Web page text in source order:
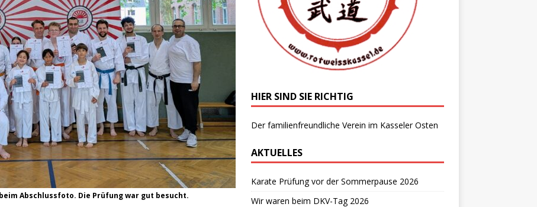
Abschlussfoto. Die Prüfung war gut besucht.
HIER SIND SIE RICHTIG
Der familienfreundliche Verein im Kasseler Osten
AKTUELLES
Karate Prüfung vor der Sommerpause 2026
Wir waren beim DKV-Tag 2026